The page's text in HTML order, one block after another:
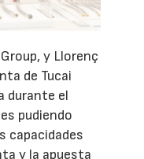
y Llorenç
de Tucai
durante el
pudiendo
capacidades
y la apuesta